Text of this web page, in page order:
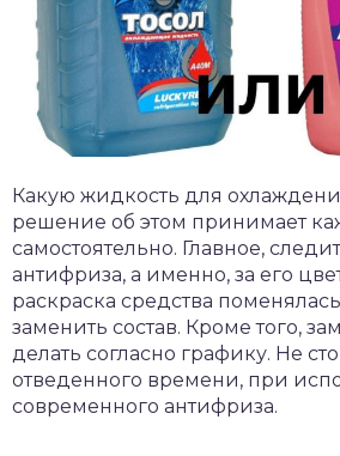
Какую жидкость для
решение об этом принимает
самостоятельно. Главное,
антифриза, а именно, за его
раскраска средства
заменить состав. Кроме того,
делать согласно графику. Не
отведенного времени, при
современного антифриза.